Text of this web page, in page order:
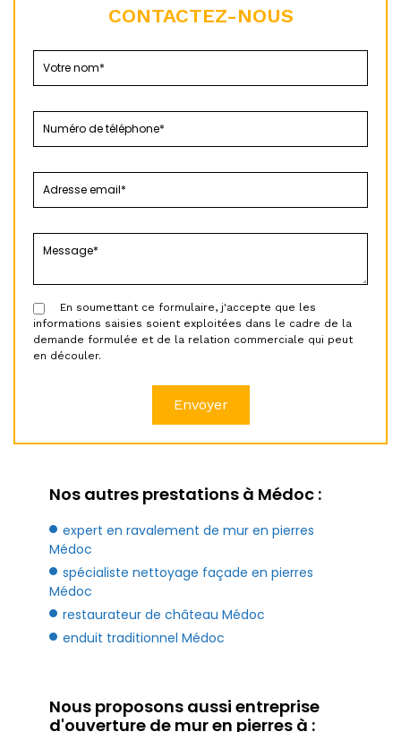
CONTACTEZ-NOUS
En soumettant ce formulaire, j'accepte que les
informations saisies soient exploitées dans le cadre de la
demande formulée et de la relation commerciale qui peut
en découler.
Nos autres prestations à Médoc :
expert en ravalement de mur en pierres
Médoc
spécialiste nettoyage façade en pierres
Médoc
restaurateur de château Médoc
enduit traditionnel Médoc
Nous proposons aussi entreprise
d'ouverture de mur en pierres à :